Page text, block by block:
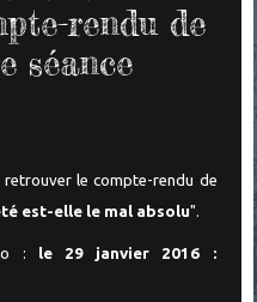
rendu de
séance
le compte-rendu de
est-elle le mal absolu".
: le 29 janvier 2016 :